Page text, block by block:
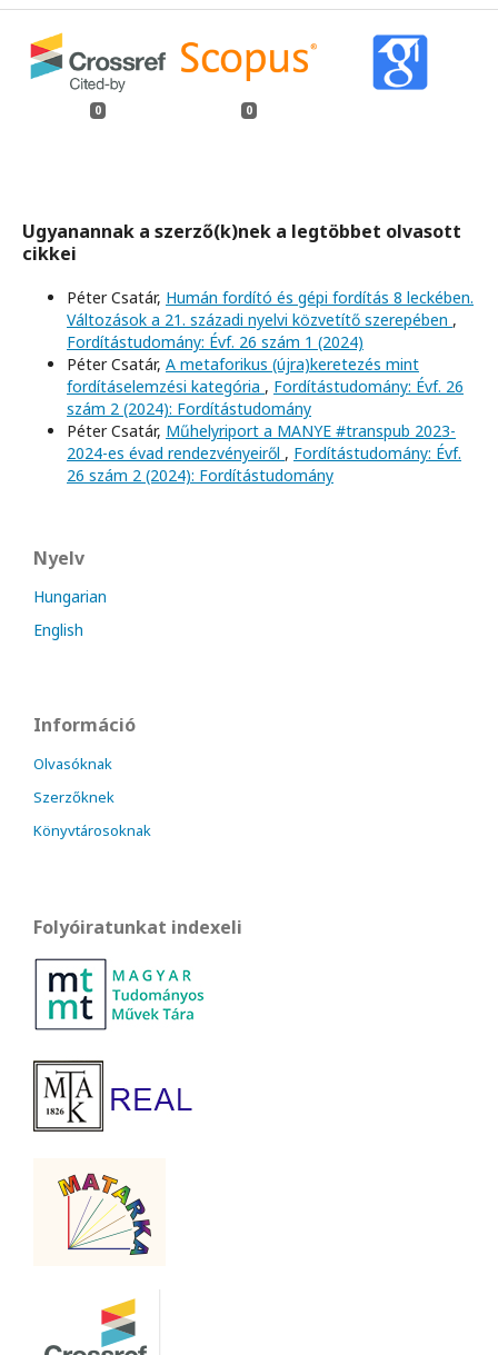
0 0
Ugyanannak a szerző(k)nek a legtöbbet olvasott
cikkei
Péter Csatár, Humán fordító és gépi fordítás 8 leckében.
Változások a 21. századi nyelvi közvetítő szerepében ,
Fordítástudomány: Évf. 26 szám 1 (2024)
Péter Csatár, A metaforikus (újra)keretezés mint
fordításelemzési kategória , Fordítástudomány: Évf. 26
szám 2 (2024): Fordítástudomány
Péter Csatár, Műhelyriport a MANYE #transpub 2023-
2024-es évad rendezvényeiről , Fordítástudomány: Évf.
26 szám 2 (2024): Fordítástudomány
Nyelv
Hungarian
English
Információ
Olvasóknak
Szerzőknek
Könyvtárosoknak
Folyóiratunkat indexeli